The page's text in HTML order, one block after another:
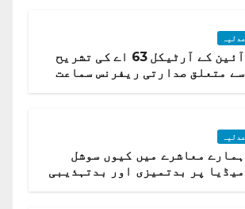
عدلیہ
آئین کے آرٹیکل 63 اے کی تشریح
سے متعلق صدارتی ریفرنس سماعت
عدلیہ
ہمارے معاشرے میں کیوں سوشل
میڈیا پر بدتمیزی اور بدتہذیبی